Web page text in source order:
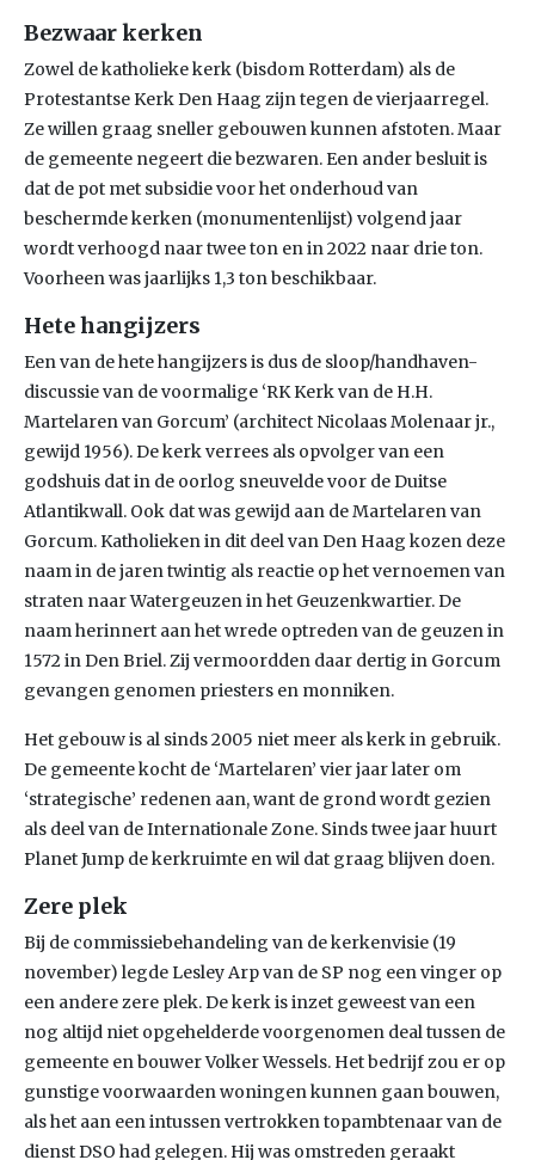
Bezwaar kerken
Zowel de katholieke kerk (bisdom Rotterdam) als de
Protestantse Kerk Den Haag zijn tegen de vierjaarregel.
Ze willen graag sneller gebouwen kunnen afstoten. Maar
de gemeente negeert die bezwaren. Een ander besluit is
dat de pot met subsidie voor het onderhoud van
beschermde kerken (monumentenlijst) volgend jaar
wordt verhoogd naar twee ton en in 2022 naar drie ton.
Voorheen was jaarlijks 1,3 ton beschikbaar.
Hete hangijzers
Een van de hete hangijzers is dus de sloop/handhaven-
discussie van de voormalige ‘RK Kerk van de H.H.
Martelaren van Gorcum’ (architect Nicolaas Molenaar jr.,
gewijd 1956). De kerk verrees als opvolger van een
godshuis dat in de oorlog sneuvelde voor de Duitse
Atlantikwall. Ook dat was gewijd aan de Martelaren van
Gorcum. Katholieken in dit deel van Den Haag kozen deze
naam in de jaren twintig als reactie op het vernoemen van
straten naar Watergeuzen in het Geuzenkwartier. De
naam herinnert aan het wrede optreden van de geuzen in
1572 in Den Briel. Zij vermoordden daar dertig in Gorcum
gevangen genomen priesters en monniken.
Het gebouw is al sinds 2005 niet meer als kerk in gebruik.
De gemeente kocht de ‘Martelaren’ vier jaar later om
‘strategische’ redenen aan, want de grond wordt gezien
als deel van de Internationale Zone. Sinds twee jaar huurt
Planet Jump de kerkruimte en wil dat graag blijven doen.
Zere plek
Bij de commissiebehandeling van de kerkenvisie (19
november) legde Lesley Arp van de SP nog een vinger op
een andere zere plek. De kerk is inzet geweest van een
nog altijd niet opgehelderde voorgenomen deal tussen de
gemeente en bouwer Volker Wessels. Het bedrijf zou er op
gunstige voorwaarden woningen kunnen gaan bouwen,
als het aan een intussen vertrokken topambtenaar van de
dienst DSO had gelegen. Hij was omstreden geraakt